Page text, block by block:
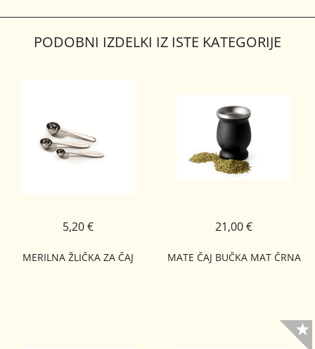
PODOBNI IZDELKI IZ ISTE KATEGORIJE
MERILNA ŽLIČKA ZA ČAJ
5,20 €
MATE ČAJ BUČKA MAT ČRNA
21,00 €